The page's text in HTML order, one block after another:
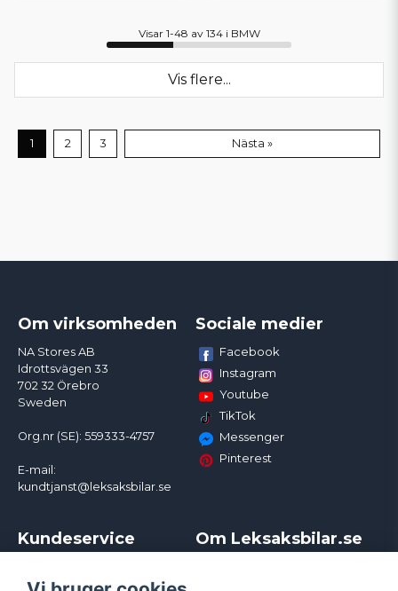
Visar 1-48 av 134 i BMW
Vis flere...
1 2 3 Nästa »
Om virksomheden
NA Stores AB
Idrottsvägen 33
702 32 Örebro
Sweden
Org.nr (SE): 559333-4757
E-mail:
kundtjanst@leksaksbilar.se
Sociale medier
Facebook
Instagram
Youtube
TikTok
Messenger
Pinterest
Kundeservice
Kampagner og rabatter
Om Leksaksbilar.se